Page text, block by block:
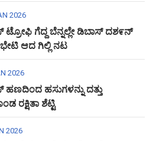
2026
ಗೆದ್ದ ಬೆನ್ನಲ್ಲೇ ಡಿಬಾಸ್ ದಶ೯ನ್
ಭೇಟಿ ಆದ ಗಿಲ್ಲಿ ನಟ
2026
ಹಸುಗಳನ್ನು ದತ್ತು
ರಕ್ಷಿತಾ ಶೆಟ್ಟಿ
2026